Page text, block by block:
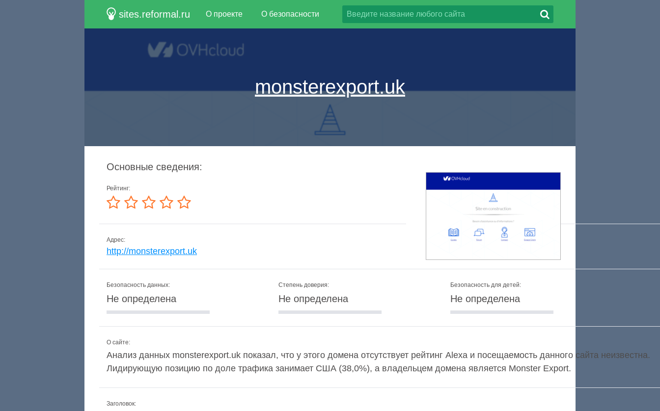
sites.reformal.ru О проекте О безопасности
monsterexport.uk
Основные сведения:
Рейтинг:
Адрес:
http://monsterexport.uk
Безопасность данных:
Не определена
Степень доверия:
Не определена
Безопасность для детей:
Не определена
О сайте:
Анализ данных monsterexport.uk показал, что у этого домена отсутствует рейтинг Alexa и посещаемость данного сайта неизвестна.
Лидирующую позицию по доле трафика занимает США (38,0%), а владельцем домена является Monster Export.
Заголовок: